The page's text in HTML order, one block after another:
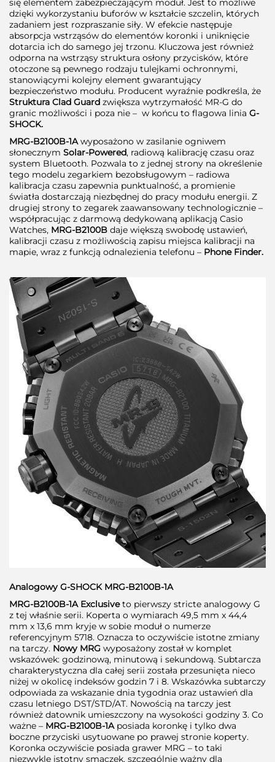
się elementem zabezpieczającym moduł. Jest to możliwe
dzięki wykorzystaniu buforów w kształcie szczelin, których
zadaniem jest rozpraszanie siły. W efekcie następuje
absorpcja wstrząsów do elementów koronki i uniknięcie
dotarcia ich do samego jej trzonu. Kluczowa jest również
odporna na wstrząsy struktura osłony przycisków, które
otoczone są pewnego rodzaju tulejkami ochronnymi,
stanowiącymi kolejny element gwarantujący
bezpieczeństwo modułu. Producent wyraźnie podkreśla, że
Struktura Clad Guard zwiększa wytrzymałość MR-G do
granic możliwości i poza nie – w końcu to flagowa linia G-
SHOCK.
MRG-B2100B-1Awyposażono w zasilanie ogniwem
słonecznym Solar-Powered, radiową kalibrację czasu oraz
system Bluetooth. Pozwala to z jednej strony na określenie
tego modelu zegarkiem bezobsługowym – radiowa
kalibracja czasu zapewnia punktualność, a promienie
światła dostarczają niezbędnej do pracy modułu energii. Z
drugiej strony to zegarek zaawansowany technologicznie –
współpracując z darmową dedykowaną aplikacją Casio
Watches, MRG-B2100B daje większą swobodę ustawień,
kalibracji czasu z możliwością zapisu miejsca kalibracji na
mapie, wraz z funkcją odnalezienia telefonu – Phone Finder.
Analogowy G-SHOCK MRG-B2100B-1A
MRG-B2100B-1A Exclusiveto pierwszy stricte analogowy G
z tej właśnie serii. Koperta o wymiarach 49,5 mm x 44,4
mm x 13,6 mm kryje w sobie moduł o numerze
referencyjnym 5718. Oznacza to oczywiście istotne zmiany
na tarczy. Nowy MRG wyposażony został w komplet
wskazówek: godzinową, minutową i sekundową. Subtarcza
charakterystyczna dla całej serii została przesunięta nieco
niżej w okolicę indeksów godzin 7 i 8. Wskazówka subtarczy
odpowiada za wskazanie dnia tygodnia oraz ustawień dla
czasu letniego DST/STD/AT. Nowością na tarczy jest
również datownik umieszczony na wysokości godziny 3. Co
ważne – MRG-B2100B-1Aposiada koronkę i tylko dwa
boczne przyciski usytuowane po prawej stronie koperty.
Koronka oczywiście posiada grawer MRG – to taki
niezwykle istotny smaczek, szczególnie ważny dla